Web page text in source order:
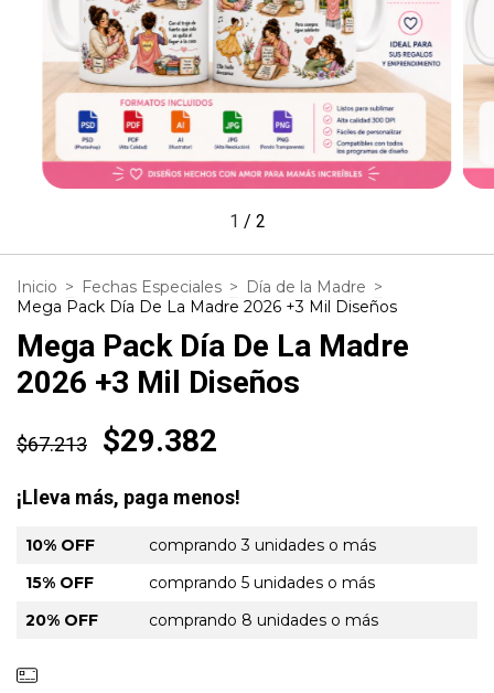
1 / 2
Inicio > Fechas Especiales > Día de la Madre >
Mega Pack Día De La Madre 2026 +3 Mil Diseños
Mega Pack Día De La Madre
2026 +3 Mil Diseños
$67.213 $29.382
¡Lleva más, paga menos!
10% OFF
comprando 3 unidades o más
15% OFF
comprando 5 unidades o más
20% OFF
comprando 8 unidades o más